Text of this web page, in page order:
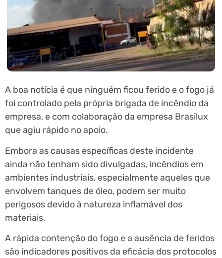
A boa notícia é que ninguém ficou ferido e o fogo já
foi controlado pela própria brigada de incêndio da
empresa, e com colaboração da empresa Brasilux
que agiu rápido no apoio.
Embora as causas específicas deste incidente
ainda não tenham sido divulgadas, incêndios em
ambientes industriais, especialmente aqueles que
envolvem tanques de óleo, podem ser muito
perigosos devido à natureza inflamável dos
materiais.
A rápida contenção do fogo e a ausência de feridos
são indicadores positivos da eficácia dos protocolos